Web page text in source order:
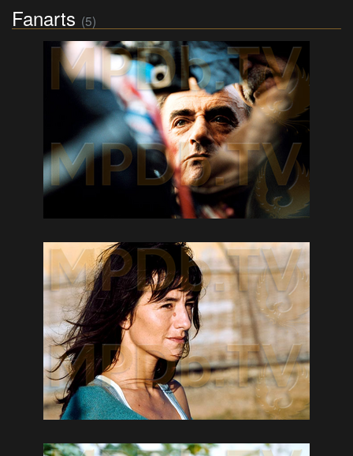
Fanarts (5)